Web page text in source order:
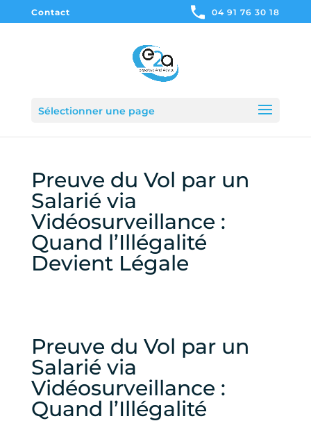
Contact 04 91 76 30 18
Sélectionner une page
Preuve du Vol par un
Salarié via
Vidéosurveillance :
Quand l’Illégalité
Devient Légale
Preuve du Vol par un
Salarié via
Vidéosurveillance :
Quand l’Illégalité